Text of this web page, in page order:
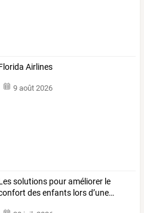
Airlines
9 août 2026
solutions pouraméliorer le
desenfants lorsd’une…